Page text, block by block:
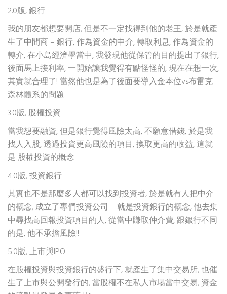
2.0版, 銀行
我的朋友都想要開店, 但是不一定找得到他的老王, 於是就產
生了中間商 – 銀行, 作為資金的中介, 轉取利息, 作為資金的
轉介, 在小島經濟學當中, 我發現他從保管的目的提出了銀行,
後面馬上接利率, 一開始讓我覺得有點怪怪的, 現在在想一次,
其實就合理了! 當然他也是為了後面要導入金本位vs布雷克
森林體系的問題.
3.0版, 股權投資
當我想要融資, 但是銀行覺得風險太高, 不願意借錢, 於是我
找人入股, 透過投資更高風險的項目, 換取更高的收益, 這就
是 股權投資的概念
4.0版, 投資銀行
其實也不是那麼多人都可以找到投資者, 於是就有人把中介
的概念, 成立了專們投資公司 – 就是投資銀行的概念, 他去集
中尋找高回報投資項目的人, 從當中賺取仲介費, 跟銀行不同
的是, 他不承擔風險!!
5.0版, 上市與IPO
在股權投資與投資銀行的盛行下, 就產生了集中交易所, 也催
生了上市與公開發行的, 當股權不在私人市場當中交易, 資金